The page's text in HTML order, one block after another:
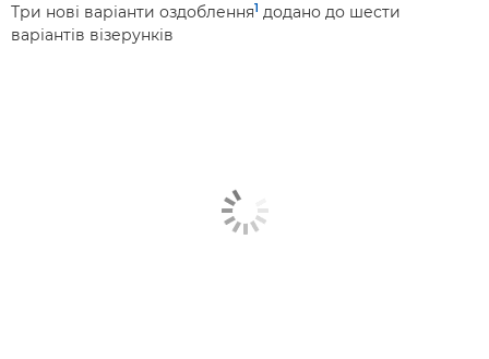
Три нові варіанти оздоблення1 додано до шести
варіантів візерунків